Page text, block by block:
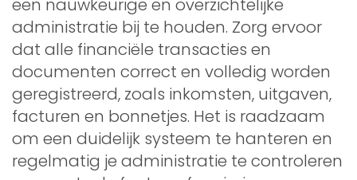
een nauwkeurige en overzichtelijke
administratie bij te houden. Zorg ervoor
dat alle financiële transacties en
documenten correct en volledig worden
geregistreerd, zoals inkomsten, uitgaven,
facturen en bonnetjes. Het is raadzaam
om een duidelijk systeem te hanteren en
regelmatig je administratie te controleren